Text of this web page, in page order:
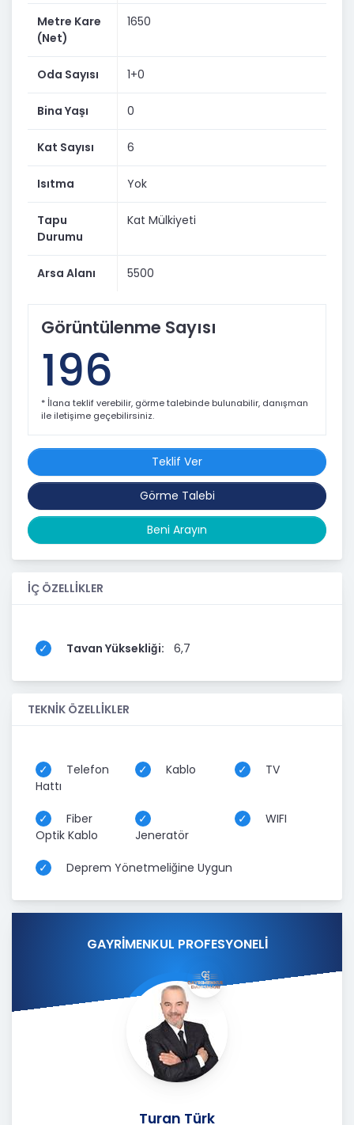
Metre Kare
(Net)
1650
Oda Sayısı 1+0
Bina Yaşı 0
Kat Sayısı 6
Isıtma Yok
Tapu
Durumu
Kat Mülkiyeti
Arsa Alanı 5500
Görüntülenme Sayısı
196
* İlana teklif verebilir, görme talebinde bulunabilir, danışman
ile iletişime geçebilirsiniz.
Teklif Ver
Görme Talebi
Beni Arayın
İÇ ÖZELLİKLER
Tavan Yüksekliği: 6,7
TEKNİK ÖZELLİKLER
Telefon
Hattı
Kablo TV
Fiber
Optik Kablo
Jeneratör
WIFI
Deprem Yönetmeliğine Uygun
GAYRİMENKUL PROFESYONELİ
Turan Türk